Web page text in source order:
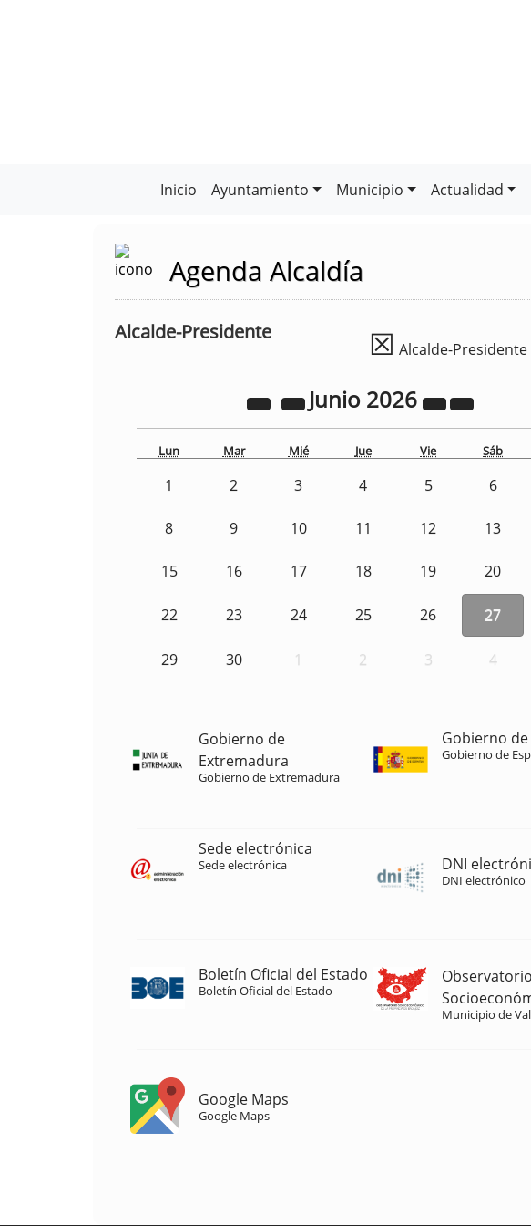
Inicio Ayuntamiento Municipio Actualidad
Agenda Alcaldía
Alcalde-Presidente ☒ Alcalde-Presidente
Junio 2026
Lun Mar Mié Jue Vie Sáb
1 2 3 4 5 6
8 9 10 11 12 13
15 16 17 18 19 20
22 23 24 25 26 27
29 30 1 2 3 4
Gobierno de
Extremadura
Gobierno de Extremadura
Gobierno de
Gobierno de
Sede electrónica
Sede electrónica DNI
DNI electrónico
Boletín Oficial del Estado
Boletín Oficial del Estado
Observatorio
Municipio de
Google Maps
Google Maps